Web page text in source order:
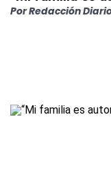
Por Redacción